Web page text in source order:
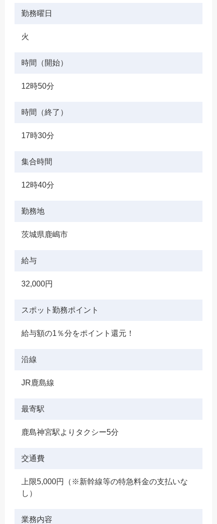
勤務曜日
火
時間（開始）
12時50分
時間（終了）
17時30分
集合時間
12時40分
勤務地
茨城県鹿嶋市
給与
32,000円
スポット勤務ポイント
給与額の1％分をポイント還元！
沿線
JR鹿島線
最寄駅
鹿島神宮駅よりタクシー5分
交通費
上限5,000円（※新幹線等の特急料金の支払いな
し）
業務内容